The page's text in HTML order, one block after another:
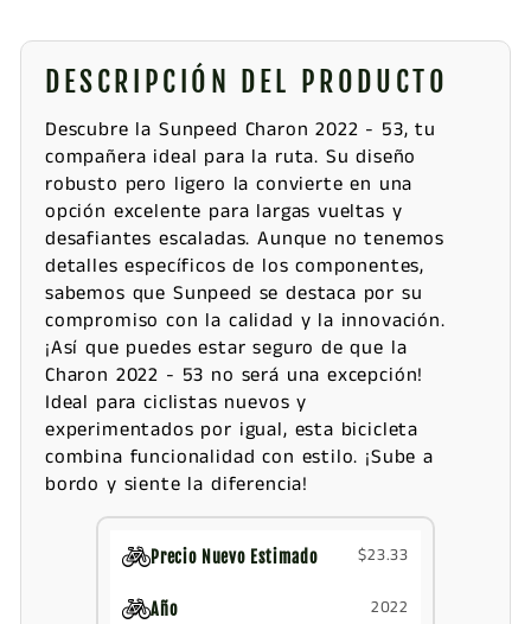
DESCRIPCIÓN DEL PRODUCTO
Descubre la Sunpeed Charon 2022 - 53, tu
compañera ideal para la ruta. Su diseño
robusto pero ligero la convierte en una
opción excelente para largas vueltas y
desafiantes escaladas. Aunque no tenemos
detalles específicos de los componentes,
sabemos que Sunpeed se destaca por su
compromiso con la calidad y la innovación.
¡Así que puedes estar seguro de que la
Charon 2022 - 53 no será una excepción!
Ideal para ciclistas nuevos y
experimentados por igual, esta bicicleta
combina funcionalidad con estilo. ¡Sube a
bordo y siente la diferencia!
Precio Nuevo Estimado $23.33
Año 2022